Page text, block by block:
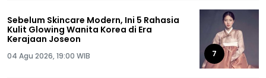
Sebelum Skincare Modern, Ini 5 Rahasia
Kulit Glowing Wanita Korea di Era
Kerajaan Joseon
04 Agu 2026, 19:00 WIB 7